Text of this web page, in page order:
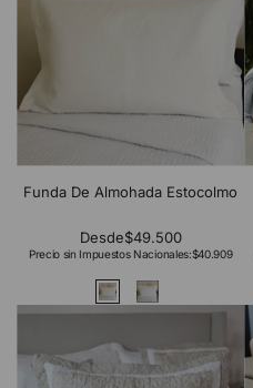
Funda De Almohada Estocolmo
Desde$49.500
Precio sin Impuestos Nacionales:$40.909